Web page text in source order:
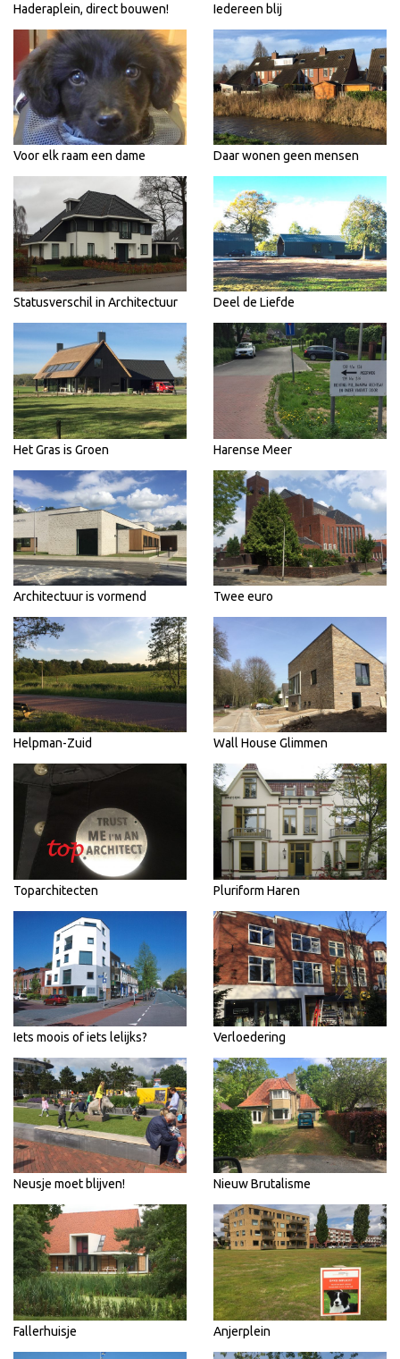
Haderaplein, direct bouwen! Iedereen blij
Voor elk raam een dame Daar wonen geen mensen
Statusverschil in Architectuur Deel de Liefde
Het Gras is Groen Harense Meer
Architectuur is vormend Twee euro
Helpman-Zuid Wall House Glimmen
Toparchitecten Pluriform Haren
Iets moois of iets lelijks? Verloedering
Neusje moet blijven! Nieuw Brutalisme
Fallerhuisje Anjerplein